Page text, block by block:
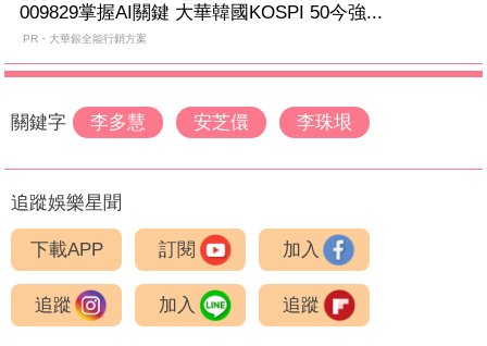
009829掌握AI關鍵 大華韓國KOSPI 50今強...
PR・大華銀全能行銷方案
關鍵字 李多慧 安芝儇 李珠垠
追蹤娛樂星聞
下載APP 訂閱 加入
追蹤 加入 追蹤